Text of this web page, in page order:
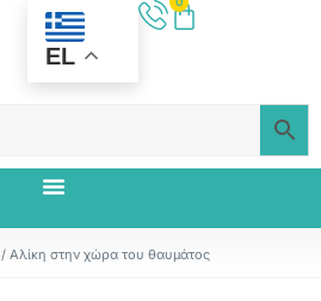
EL
/ Αλίκη στην χώρα του θαυμάτος